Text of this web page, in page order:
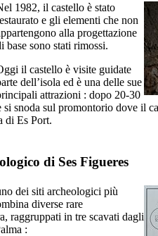
1982, il castello è stato
e gli elementi che non
alla progettazione
base sono stati rimossi.
il castello è visite guidate
dell’isola ed è una delle sue
attrazioni : dopo 20-30
snoda sul promontorio dove il
di Es Port.
di Ses Figueres
dei siti archeologici più
diverse rare
, raggruppati in tre scavati dagli
: